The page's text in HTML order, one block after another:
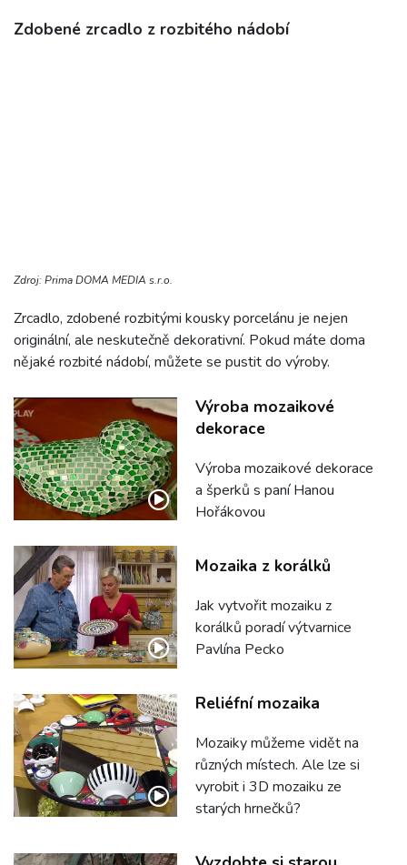
Zdobené zrcadlo z rozbitého nádobí
Zdroj: Prima DOMA MEDIA s.r.o.
Zrcadlo, zdobené rozbitými kousky porcelánu je nejen
originální, ale neskutečně dekorativní. Pokud máte doma
nějaké rozbité nádobí, můžete se pustit do výroby.
Výroba mozaikové
dekorace
Výroba mozaikové dekorace
a šperků s paní Hanou
Hořákovou
Mozaika z korálků
Jak vytvořit mozaiku z
korálků poradí výtvarnice
Pavlína Pecko
Reliéfní mozaika
Mozaiky můžeme vidět na
různých místech. Ale lze si
vyrobit i 3D mozaiku ze
starých hrnečků?